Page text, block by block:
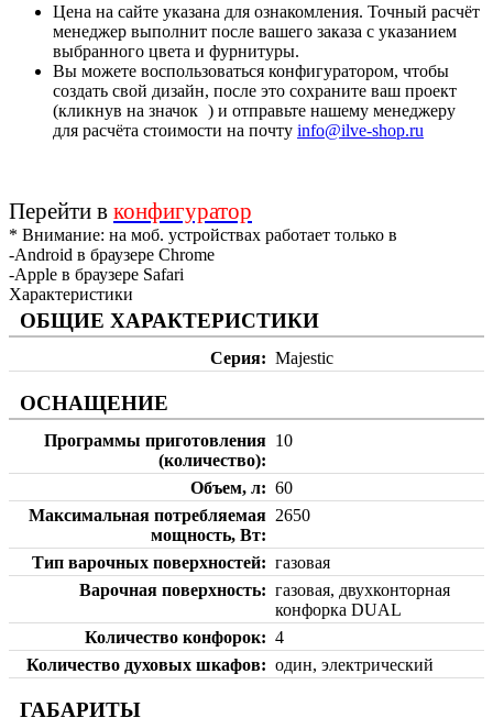
Цена на сайте указана для ознакомления. Точный расчёт
менеджер выполнит после вашего заказа с указанием
выбранного цвета и фурнитуры.
Вы можете воспользоваться конфигуратором, чтобы
создать свой дизайн, после это сохраните ваш проект
(кликнув на значок ) и отправьте нашему менеджеру
для расчёта стоимости на почту info@ilve-shop.ru
Перейти в конфигуратор
* Внимание: на моб. устройствах работает только в
-Android в браузере Chrome
-Apple в браузере Safari
Характеристики
ОБЩИЕ ХАРАКТЕРИСТИКИ
Серия Majestic
ОСНАЩЕНИЕ
Программы приготовления
(количество)
10
Объем, л
60
Максимальная потребляемая
мощность, Вт
2650
Тип варочных поверхностей
газовая
Варочная поверхность
газовая, двухконторная
конфорка DUAL
Количество конфорок
4
Количество духовых шкафов
один, электрический
ГАБАРИТЫ